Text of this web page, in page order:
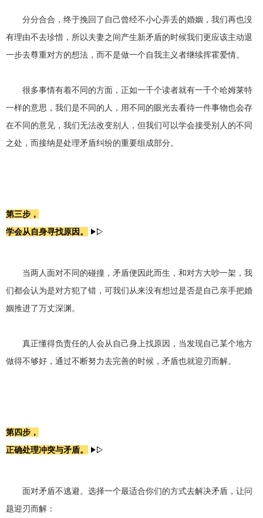
分分合合，终于挽回了自己曾经不小心弄丢的婚姻，我们再也没
有理由不去珍惜，所以夫妻之间产生新矛盾的时候我们更应该主动退
一步去尊重对方的想法，而不是做一个自我主义者继续挥霍爱情。
很多事情有着不同的方面，正如一千个读者就有一千个哈姆莱特
一样的意思，我们是不同的人，用不同的眼光去看待一件事物也会存
在不同的意见，我们无法改变别人，但我们可以学会接受别人的不同
之处，而接纳是处理矛盾纠纷的重要组成部分。
第三步，
学会从自身寻找原因。
当两人面对不同的碰撞，矛盾便因此而生，和对方大吵一架，我
们都会认为是对方犯了错，可我们从来没有想过是否是自己亲手把婚
姻推进了万丈深渊。
真正懂得负责任的人会从自己身上找原因，当发现自己某个地方
做得不够好，通过不断努力去完善的时候，矛盾也就迎刃而解。
第四步，
正确处理冲突与矛盾。
面对矛盾不逃避。选择一个最适合你们的方式去解决矛盾，让问
题迎刃而解：